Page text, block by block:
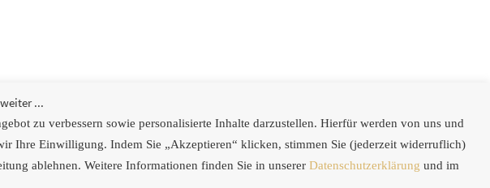
Links
cat_id=“4″]
...
zu verbessern sowie personalisierte Inhalte darzustellen. Hierfür werden von uns und
Ihre Einwilligung. Indem Sie „Akzeptieren“ klicken, stimmen Sie (jederzeit widerruflich)
ablehnen. Weitere Informationen finden Sie in unserer Datenschutzerklärung und im